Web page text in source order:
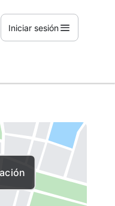
Iniciar sesión